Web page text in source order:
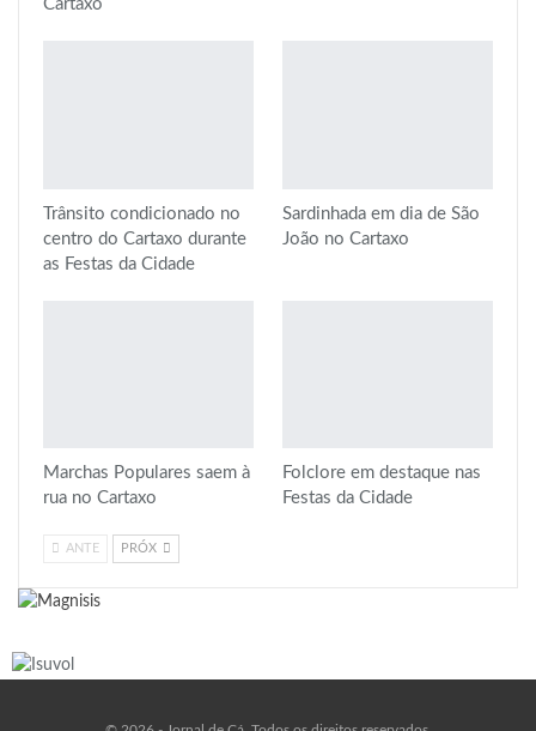
Cartaxo
Trânsito condicionado no
centro do Cartaxo durante
as Festas da Cidade
Sardinhada em dia de São
João no Cartaxo
Marchas Populares saem à
rua no Cartaxo
Folclore em destaque nas
Festas da Cidade
ANTE PRÓX